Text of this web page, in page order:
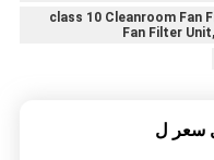
class 10 Cleanroom Fan
Fan Filter
سعر ل